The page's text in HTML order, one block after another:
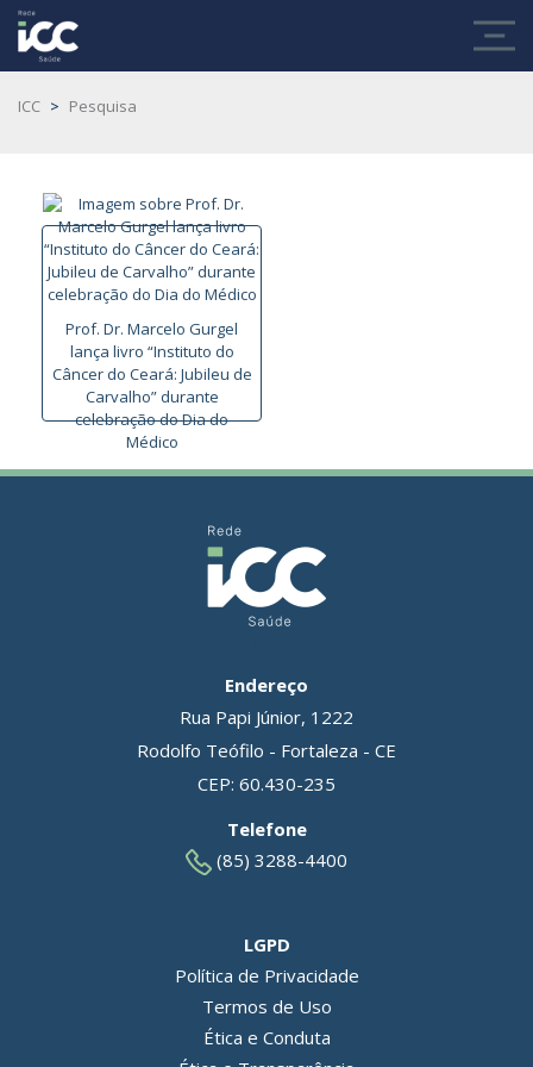
ICC > Pesquisa
Prof. Dr. Marcelo Gurgel
lança livro “Instituto do
Câncer do Ceará: Jubileu de
Carvalho” durante
celebração do Dia do
Médico
Endereço
Rua Papi Júnior, 1222
Rodolfo Teófilo - Fortaleza - CE
CEP: 60.430-235
Telefone
(85) 3288-4400
LGPD
Política de Privacidade
Termos de Uso
Ética e Conduta